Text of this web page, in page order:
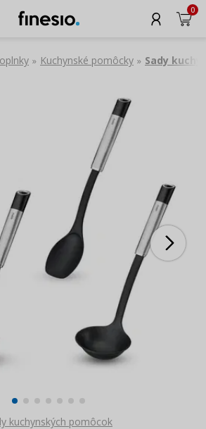
0
» Kuchynské pomôcky » Sady
kuchynských pomôcok